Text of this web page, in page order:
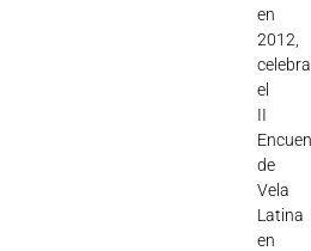
en
2012,
el
II
de
Vela
Latina
en